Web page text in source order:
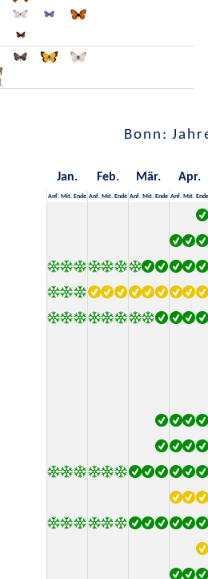
Bonn:
Jan. Feb. Mär. Apr.
Anf. Mit. Ende Anf. Mit. Ende Anf. Mit. Ende Anf. Mit. Ende